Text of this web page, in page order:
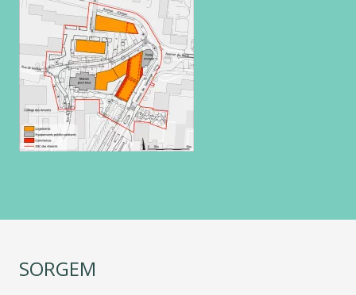
SORGEM